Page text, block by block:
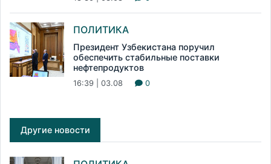
ПОЛИТИКА
Президент Узбекистана поручил
обеспечить стабильные поставки
нефтепродуктов
16:39 | 03.08 0
Другие новости